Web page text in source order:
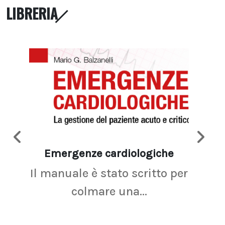
LIBRERIA
Emergenze cardiologiche
Il manuale è stato scritto per
colmare una...